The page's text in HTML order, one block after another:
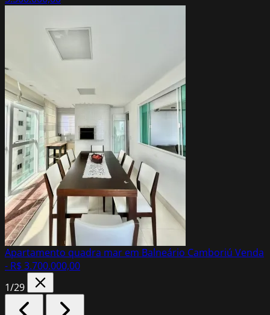
Apartamento quadra mar em Balneário Camboriú Venda
- R$ 3.700.000,00
1/29